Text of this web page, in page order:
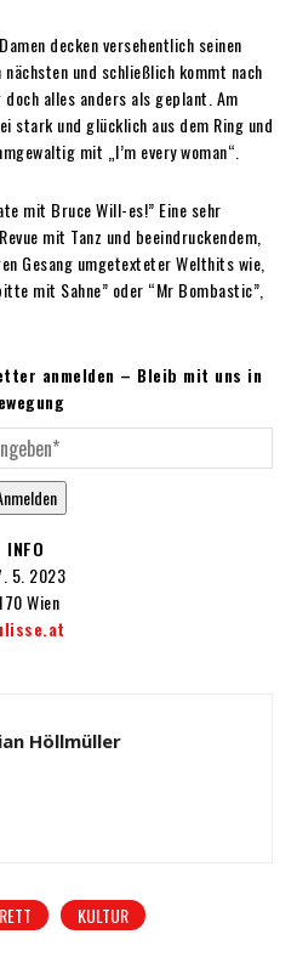
decken versehentlich seinen
und schließlich kommt nach
alles anders als geplant. Am
stark und glücklich aus dem Ring und
mit „I’m every woman“.
mit Bruce Will-es!” Eine sehr
mit Tanz und beeindruckendem,
Gesang umgetexteter Welthits wie,
mit Sahne” oder “Mr Bombastic”,
anmelden – Bleib mit uns in
INFO
5. 2023
Wien
Höllmüller
KULTUR